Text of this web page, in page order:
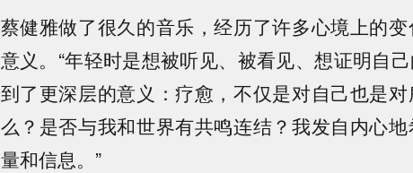
蔡健雅做了很久的音乐，经历了许多心境上的
意义。“年轻时是想被听见、被看见、想证明自
到了更深层的意义：疗愈，不仅是对自己也是
么？是否与我和世界有共鸣连结？我发自内心
量和信息。”